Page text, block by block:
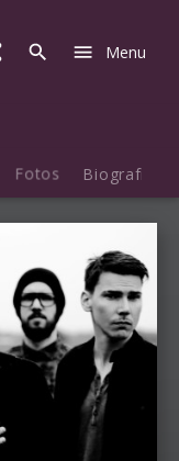
Menu
Fotos Biografie